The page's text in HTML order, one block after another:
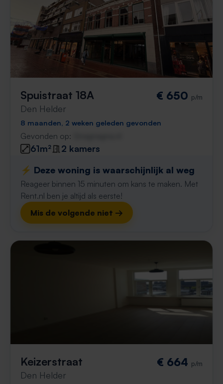
Spuistraat 18A
Den Helder
€ 650 p/m
8 maanden, 2 weken geleden gevonden
Gevonden op:
61m²
2 kamers
⚡️ Deze woning is waarschijnlijk al weg
Reageer binnen 15 minuten om kans te maken. Met
Rent.nl ben je altijd als eerste!
Mis de volgende niet →
Keizerstraat
Den Helder
€ 664 p/m